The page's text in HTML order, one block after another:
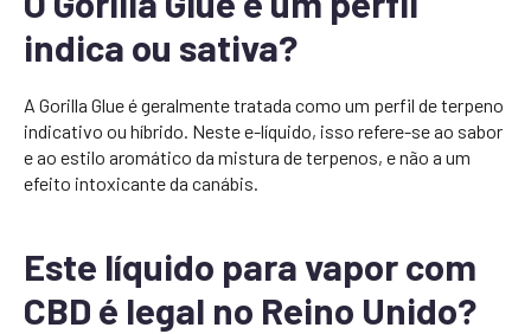
indica ou sativa?
A Gorilla Glue é geralmente tratada como um perfil de terpeno
indicativo ou híbrido. Neste e-líquido, isso refere-se ao sabor
e ao estilo aromático da mistura de terpenos, e não a um
efeito intoxicante da canábis.
Este líquido para vapor com
CBD é legal no Reino Unido?